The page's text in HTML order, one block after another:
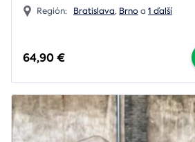
Región: Bratislava, Brnoa 1 ďalší
64,90 €